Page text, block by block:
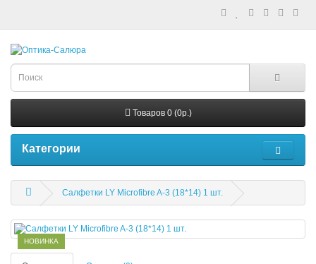
Товаров 0 (0р.)
Категории
Салфетки LY Microfibre A-3 (18*14) 1 шт.
НОВИНКА